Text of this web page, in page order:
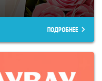
ПОДРОБНЕЕ